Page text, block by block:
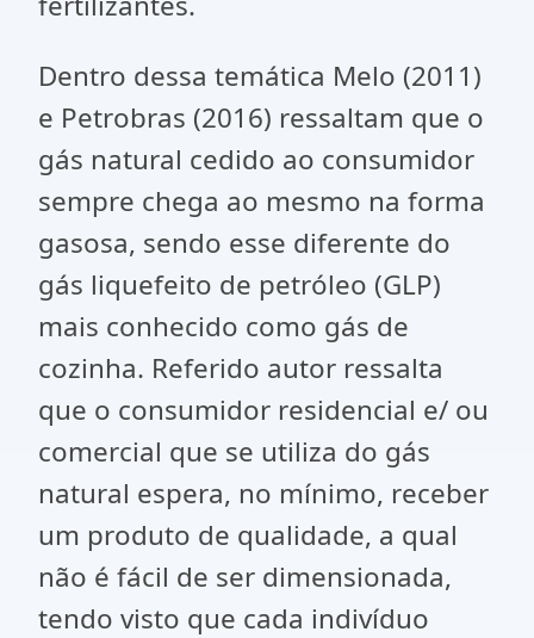
Dentro dessa temática Melo (2011)
e Petrobras (2016) ressaltam que o
gás natural cedido ao consumidor
sempre chega ao mesmo na forma
gasosa, sendo esse diferente do
gás liquefeito de petróleo (GLP)
mais conhecido como gás de
cozinha. Referido autor ressalta
que o consumidor residencial e/ ou
comercial que se utiliza do gás
natural espera, no mínimo, receber
um produto de qualidade, a qual
não é fácil de ser dimensionada,
tendo visto que cada indivíduo